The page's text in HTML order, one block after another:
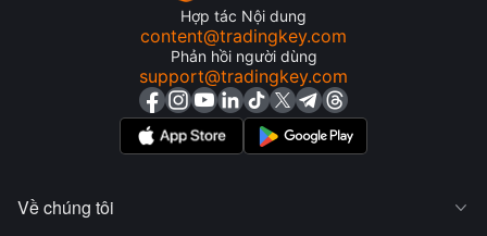
Hợp tác Nội dung
content@tradingkey.com
Phản hồi người dùng
support@tradingkey.com
Về chúng tôi 